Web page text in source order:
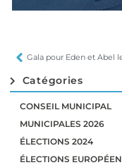
Gala pour Eden et Abel
Catégories
CONSEIL MUNICIPAL
MUNICIPALES 2026
ÉLECTIONS 2024
ÉLECTIONS